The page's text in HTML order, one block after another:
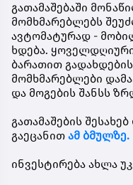
გათამაშებაში
მომხმარებლებს
ავტომატურად -
ხდება.
ბარათით
მომხმარებლები
და მოგების შანსს
გათამაშების
გაეცანით ამ ბმულზე.
ინვესტირება ახლა